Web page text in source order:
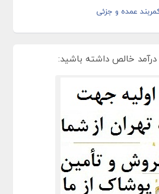
عمده و جزئی
درآمد خالص داشته باشید: